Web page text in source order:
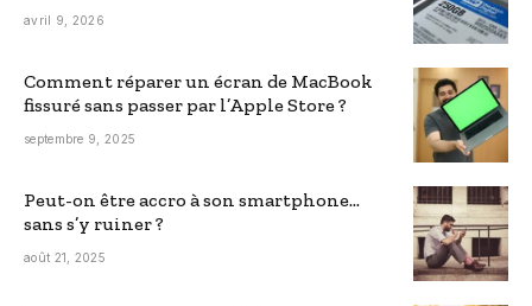
avril 9, 2026
Comment réparer un écran de MacBook
fissuré sans passer par l’Apple Store ?
septembre 9, 2025
Peut-on être accro à son smartphone…
sans s’y ruiner ?
août 21, 2025